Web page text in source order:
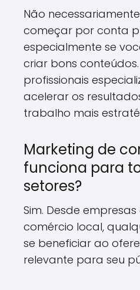
Não
começar por conta
especialmente se
criar bons
profissionais
acelerar os
trabalho mais
Marketing de
funciona para
setores?
Sim. Desde
comércio local,
se beneficiar ao
relevante para seu